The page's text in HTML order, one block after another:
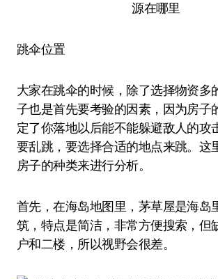
跳伞位置
大家在跳伞的时候，除了选择物资多
子也是首先要考验的因素，因为房子
定了你落地以后能不能躲避敌人的攻
要乱跳，要选择合适的地点来跳。这
房子的种类来进行分析。
首先，在海岛地图里，茅草屋是海岛
筑，特点是简洁，非常方便搜索，但
户和二楼，所以视野会很差。